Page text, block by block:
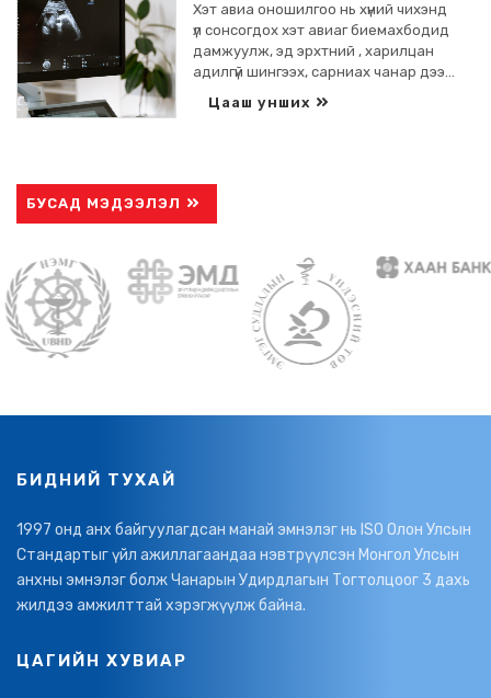
Хэт авиа оношилгоо нь хүний чихэнд
үл сонсогдох хэт авиаг биемахбодид
дамжуулж, эд эрхтний , харилцан
адилгүй шингээх, сарниах чанар дээр
Цааш унших
БУСАД МЭДЭЭЛЭЛ
БИДНИЙ ТУХАЙ
1997 онд анх байгуулагдсан манай эмнэлэг нь ISO Олон Улсын
Стандартыг үйл ажиллагаандаа нэвтрүүлсэн Монгол Улсын
анхны эмнэлэг болж Чанарын Удирдлагын Тогтолцоог 3 дахь
жилдээ амжилттай хэрэгжүүлж байна.
ЦАГИЙН ХУВИАР